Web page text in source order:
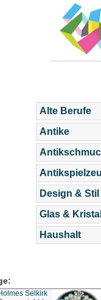
Alte Berufe
Antike
Design & Stil
Glas & Kristall
Haushalt
Selkirk